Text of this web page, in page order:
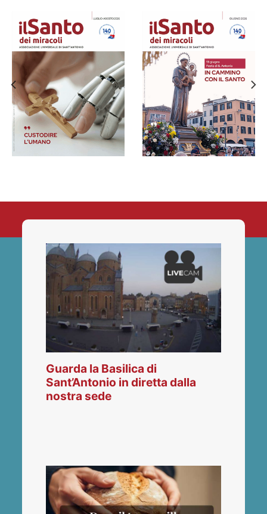
Guarda la Basilica di
Sant’Antonio in diretta dalla
nostra sede